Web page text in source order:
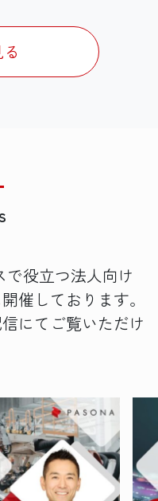
役立つ法人向け
催しております。
にてご覧いただけ